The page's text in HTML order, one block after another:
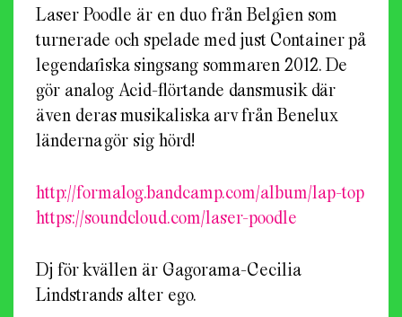
Laser Poodle är en duo från Belgien som
turnerade och spelade med just Container på
legendariska singsang sommaren 2012. De
gör analog Acid-flörtande dansmusik där
även deras musikaliska arv från Benelux
länderna gör sig hörd!
http://formalog.bandcamp.com/album/lap-top
https://soundcloud.com/laser-poodle
Dj för kvällen är Gagorama-Cecilia
Lindstrands alter ego.